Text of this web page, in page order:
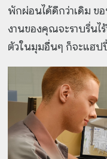
พักผ่อนได้ดีกว่าเดิม ข
งานของคุณจะราบรื่นไ
ตัวในมุมอื่นๆ ก็จะแฮป